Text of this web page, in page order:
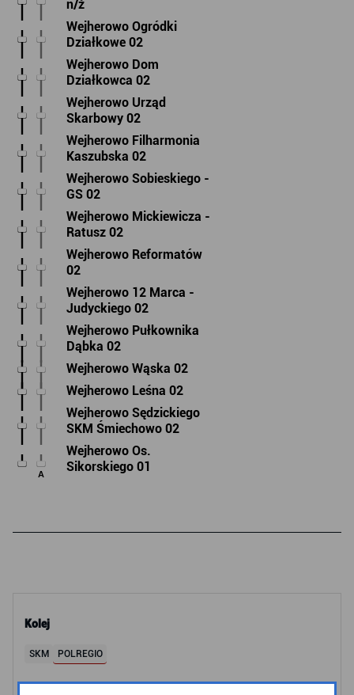
Kolej
SKM POLREGIO
n/ż
Wejherowo Ogródki
Działkowe 02
Wejherowo Dom
Działkowca 02
Wejherowo Urząd
Skarbowy 02
Wejherowo Filharmonia
Kaszubska 02
Wejherowo Sobieskiego -
GS 02
Wejherowo Mickiewicza -
Ratusz 02
Wejherowo Reformatów
02
Wejherowo 12 Marca -
Judyckiego 02
Wejherowo Pułkownika
Dąbka 02
Wejherowo Wąska 02
Wejherowo Leśna 02
Wejherowo Sędzickiego
SKM Śmiechowo 02
A
Wejherowo Os.
Sikorskiego 01